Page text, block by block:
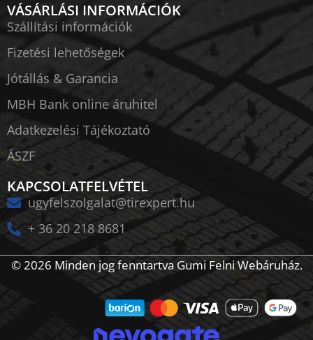
VÁSÁRLÁSI INFORMÁCIÓK
Szállítási információk
Fizetési lehetőségek
Jótállás & Garancia
MBH Bank online áruhitel
Adatkezelési Tájékoztató
ÁSZF
KAPCSOLATFELVÉTEL
ugyfelszolgalat@tirexpert.hu
+ 36 20 218 8681
© 2026 Minden jog fenntartva Gumi Felni Webáruház.